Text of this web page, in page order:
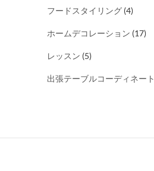
フードスタイリング (4)
ホームデコレーション (17)
レッスン (5)
出張テーブルコーディネート